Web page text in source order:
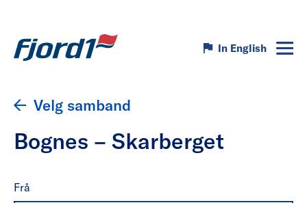
In English
Velg samband
Bognes – Skarberget
Frå